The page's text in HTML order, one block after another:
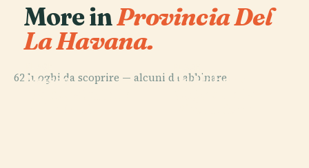
More inProvincia Del
La Havana.
62 luoghi da scoprire — alcuni da abbinare.
PLACE
La Habana
Museo
PLACE